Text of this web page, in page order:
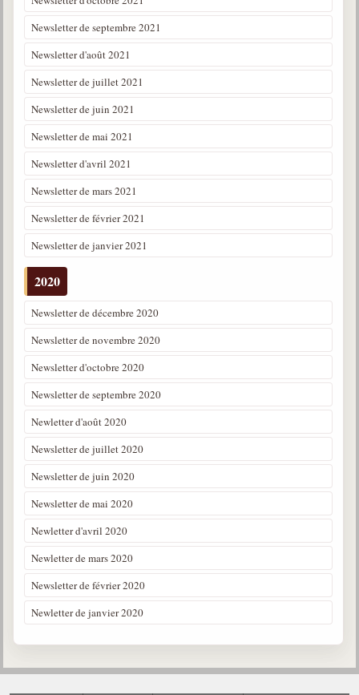
Newsletter de septembre 2021
Newsletter d'août 2021
Newsletter de juillet 2021
Newsletter de juin 2021
Newsletter de mai 2021
Newsletter d'avril 2021
Newsletter de mars 2021
Newsletter de février 2021
Newsletter de janvier 2021
2020
Newsletter de décembre 2020
Newsletter de novembre 2020
Newsletter d'octobre 2020
Newsletter de septembre 2020
Newletter d'août 2020
Newsletter de juillet 2020
Newsletter de juin 2020
Newsletter de mai 2020
Newletter d'avril 2020
Newletter de mars 2020
Newsletter de février 2020
Newletter de janvier 2020